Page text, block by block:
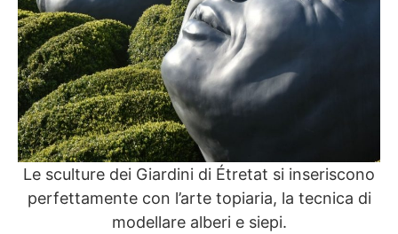
Le sculture dei Giardini di Étretat si inseriscono
perfettamente con l’arte topiaria, la tecnica di
modellare alberi e siepi.